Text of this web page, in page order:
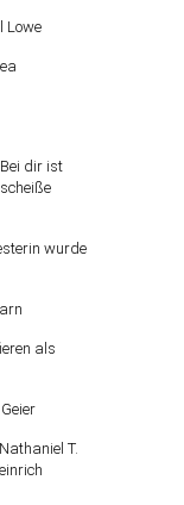
Lowe
dir ist
wurde
als
T.